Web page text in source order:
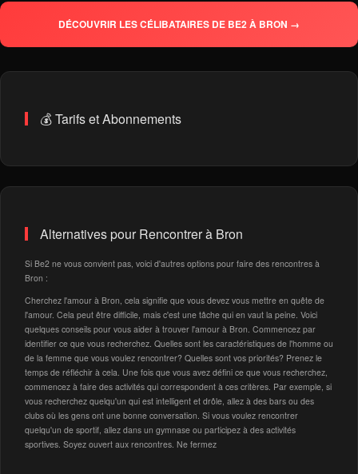
DÉCOUVRIR LES CÉLIBATAIRES DE BE2 À BRON →
💰 Tarifs et Abonnements
Alternatives pour Rencontrer à Bron
Si Be2 ne vous convient pas, voici d'autres options pour faire des rencontres à
Bron :
Cherchez l'amour à Bron, cela signifie que vous devez vous mettre en quête de
l'amour. Cela peut être difficile, mais c'est une tâche qui en vaut la peine. Voici
quelques conseils pour vous aider à trouver l'amour à Bron. Commencez par
identifier ce que vous recherchez. Quelles sont les caractéristiques de l'homme ou
de la femme que vous voulez rencontrer? Quelles sont vos priorités? Prenez le
temps de réfléchir à cela. Une fois que vous avez défini ce que vous recherchez,
commencez à faire des activités qui correspondent à ces critères. Par exemple, si
vous recherchez quelqu'un qui est intelligent et drôle, allez à des bars ou des
clubs où les gens ont une bonne conversation. Si vous voulez rencontrer
quelqu'un de sportif, allez dans un gymnase ou participez à des activités
sportives. Soyez ouvert aux rencontres. Ne fermez